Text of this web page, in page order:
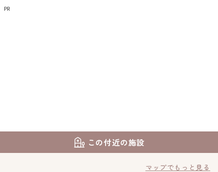
PR
この付近の施設
マップでもっと見る